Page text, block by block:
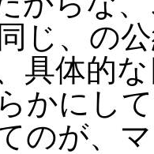
じ、の
具体的
かにし
のが、